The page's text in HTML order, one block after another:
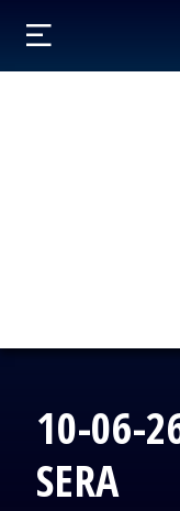
10-06-
SERA